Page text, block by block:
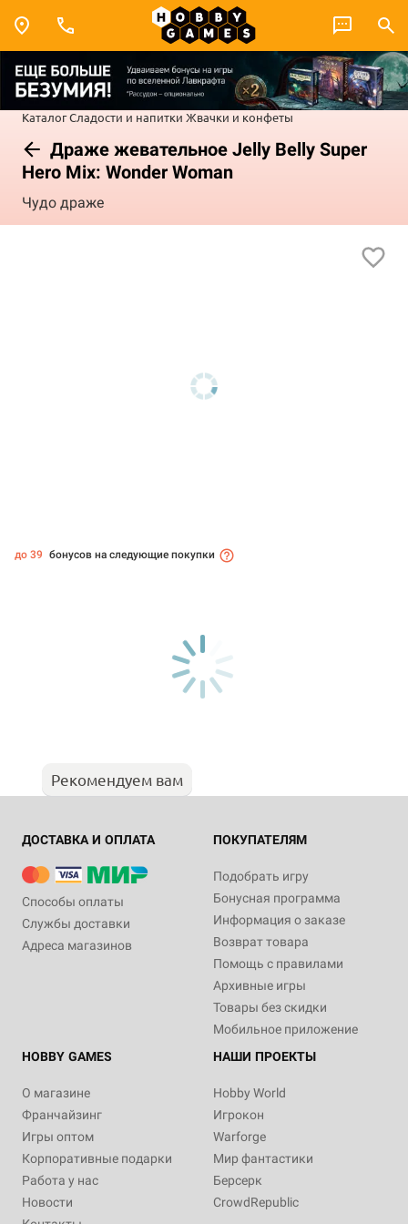
КаталогСладости и напитки Жвачки и конфеты
Драже жевательное Jelly Belly Super
Hero Mix: Wonder Woman
Чудо драже
до 39 бонусов на следующие покупки
Рекомендуем вам
ДОСТАВКА И ОПЛАТА
Способы оплаты
Службы доставки
Адреса магазинов
ПОКУПАТЕЛЯМ
Подобрать игру
Бонусная программа
Информация о заказе
Возврат товара
Помощь с правилами
Архивные игры
Товары без скидки
Мобильное приложение
HOBBY GAMES
О магазине
Франчайзинг
Игры оптом
Корпоративные подарки
Работа у нас
Новости
НАШИ ПРОЕКТЫ
Hobby World
Игрокон
Warforge
Мир фантастики
Берсерк
CrowdRepublic